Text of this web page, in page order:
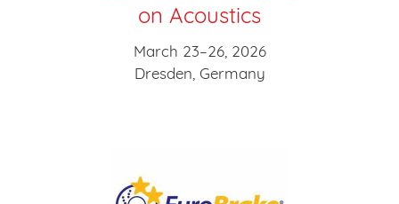
on Acoustics
March 23–26, 2026
Dresden, Germany